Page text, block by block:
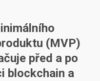
(MVP)
před a po
blockchain a